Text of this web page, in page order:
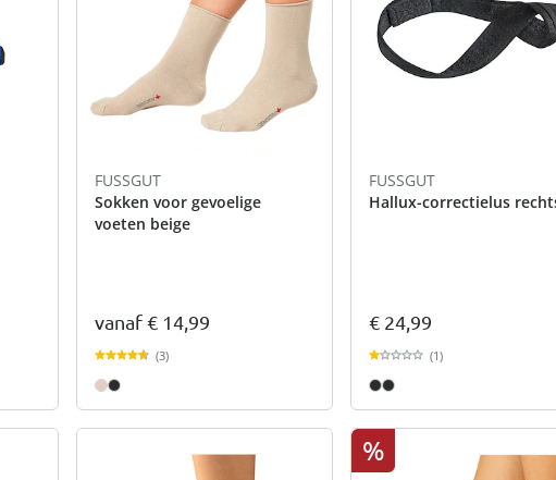
FUSSGUT
Sokken voor gevoelige
voeten beige
vanaf€ 14,99
(3)
FUSSGUT
Hallux-correctielus
€ 24,99
(1)
%